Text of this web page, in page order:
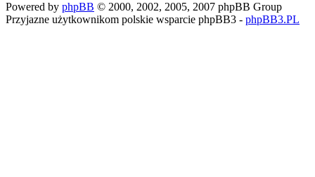
Powered by phpBB © 2000, 2002, 2005, 2007 phpBB Group
Przyjazne użytkownikom polskie wsparcie phpBB3 - phpBB3.PL